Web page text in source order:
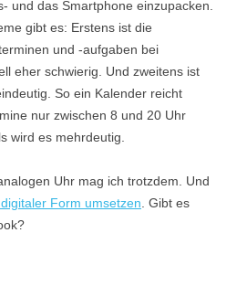
und das Smartphone einzupacken.
gibt es: Erstens ist die
und -aufgaben bei
eher schwierig. Und zweitens ist
So ein Kalender reicht
nur zwischen 8 und 20 Uhr
wird es mehrdeutig.
Uhr mag ich trotzdem. Und
Form umsetzen . Gibt es